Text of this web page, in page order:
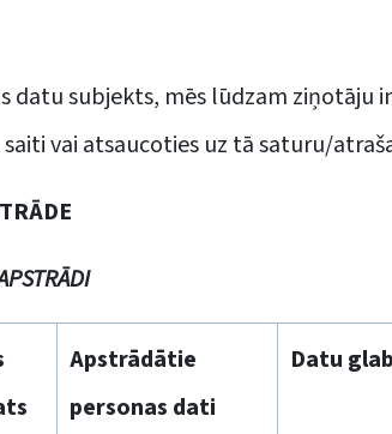
datu subjekts, mēs lūdzam
vai atsaucoties uz tā saturu/
Apstrādātie
personas dati
Datu